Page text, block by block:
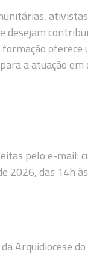
desejam
formação
a atuação
pelo e-mail:
2026, das 14h
Arquidiocese